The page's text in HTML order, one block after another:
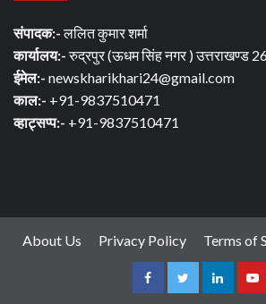
संपादक:-ललित कुमार शर्मा
कार्यालय:-रुद्रपुर (ऊधम सिंह नगर ) उत्तराखण्ड
ईमेल:- newskharikhari24@gmail.com
काल:- +91-9837510471
व्हाट्सप्प:- +91-9837510471
About Us Privacy Policy Terms of
FacebookTwitterLinkedin